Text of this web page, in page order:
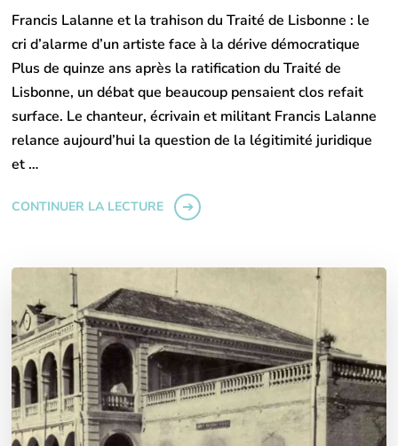
Francis Lalanne et la trahison du Traité de Lisbonne : le
cri d’alarme d’un artiste face à la dérive démocratique
Plus de quinze ans après la ratification du Traité de
Lisbonne, un débat que beaucoup pensaient clos refait
surface. Le chanteur, écrivain et militant Francis Lalanne
relance aujourd’hui la question de la légitimité juridique
et …
CONTINUER LA LECTURE